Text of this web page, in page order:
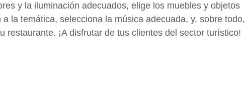
y la iluminación adecuados, elige los muebles y objetos
la temática, selecciona la música adecuada, y, sobre todo,
restaurante. ¡A disfrutar de tus clientes del sector turístico!